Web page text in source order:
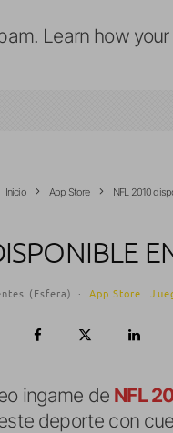
Learn how
Inicio App Store NFL 2010
(Esfera) · App Store
ingame de NFL
deporte con